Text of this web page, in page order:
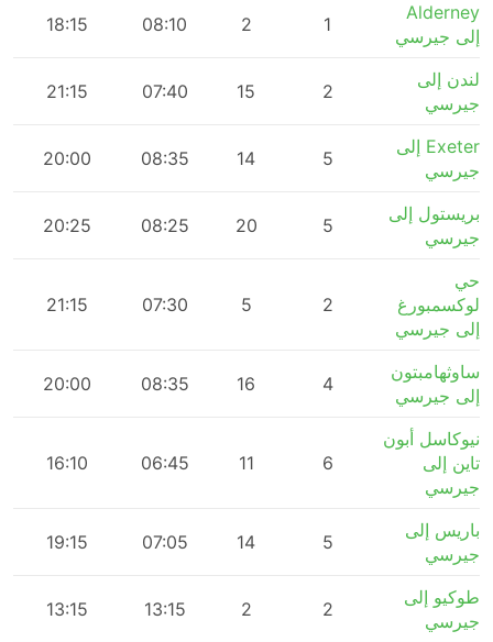
Alderney
إلى جيرسي
1
2
08:10
18:15
لندن إلى
جيرسي
2
15
07:40
21:15
Exeter إلى
جيرسي
5
14
08:35
20:00
بريستول إلى
جيرسي
5
20
08:25
20:25
حي
لوكسمبورغ
إلى جيرسي
2
5
07:30
21:15
ساوثهامبتون
إلى جيرسي
4
16
08:35
20:00
نيوكاسل أبون
تاين إلى
جيرسي
6
11
06:45
16:10
باريس إلى
جيرسي
5
14
07:05
19:15
طوكيو إلى
جيرسي
2
2
13:15
13:15